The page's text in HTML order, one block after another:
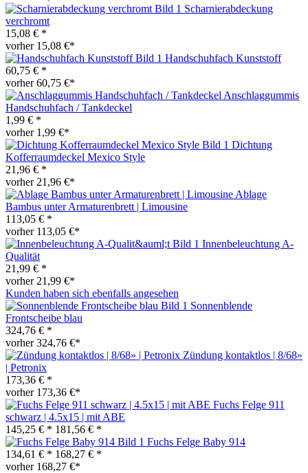
Scharnierabdeckung
verchromt
15,08 € *
vorher 15,08 €*
Handschuhfach Kunststoff
60,75 € *
vorher 60,75 €*
Anschlaggummis
Handschuhfach / Tankdeckel
1,99 € *
vorher 1,99 €*
Dichtung
Kofferraumdeckel Mexico Style
21,96 € *
vorher 21,96 €*
Ablage
Bambus unter Armaturenbrett | Limousine
113,05 € *
vorher 113,05 €*
Innenbeleuchtung A-
Qualität
21,99 € *
vorher 21,99 €*
Kunden haben sich ebenfalls angesehen
Sonnenblende
Frontscheibe blau
324,76 € *
vorher 324,76 €*
Zündung kontaktlos | 8/68»
| Petronix
173,36 € *
vorher 173,36 €*
Fuchs Felge 911
schwarz | 4.5x15 | mit ABE
145,25 € * 181,56 € *
Fuchs Felge Baby 914
134,61 € * 168,27 € *
vorher 168,27 €*